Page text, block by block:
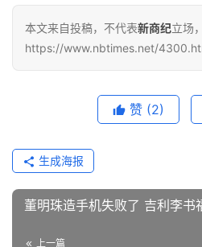
本文来自投稿，不代表新商纪立场
https://www.nbtimes.net/
赞 (2)
生成海报
董明珠造手机失败了 吉利李书
上一篇